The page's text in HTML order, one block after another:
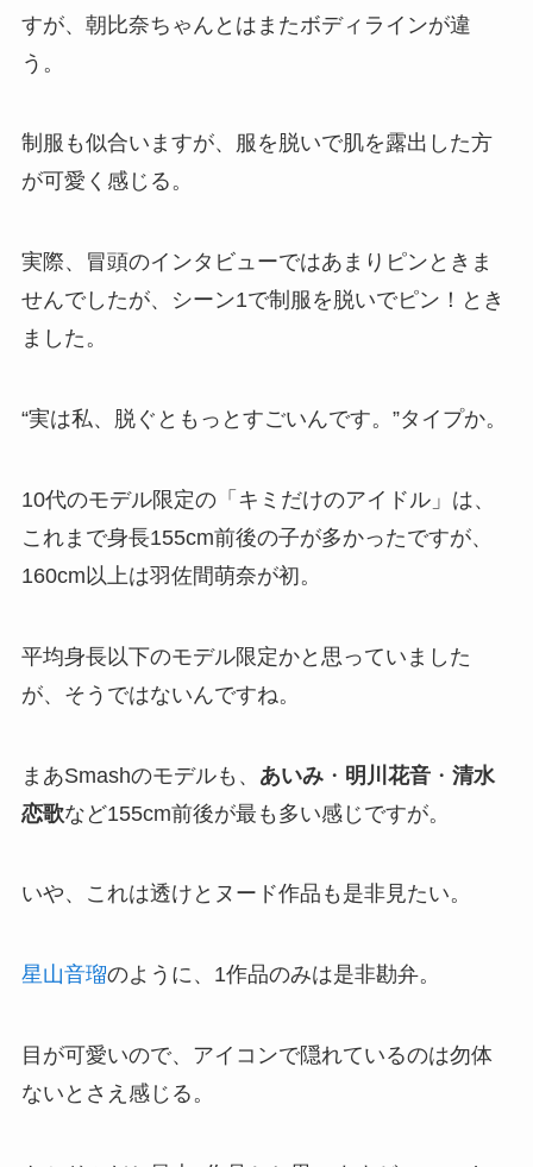
すが、朝比奈ちゃんとはまたボディラインが違
う。
制服も似合いますが、服を脱いで肌を露出した方
が可愛く感じる。
実際、冒頭のインタビューではあまりピンときま
せんでしたが、シーン1で制服を脱いでピン！とき
ました。
“実は私、脱ぐともっとすごいんです。”タイプか。
10代のモデル限定の「キミだけのアイドル」は、
これまで身長155cm前後の子が多かったですが、
160cm以上は羽佐間萌奈が初。
平均身長以下のモデル限定かと思っていました
が、そうではないんですね。
まあSmashのモデルも、 あいみ・ 明川花音・ 清水
恋歌など155cm前後が最も多い感じですが。
いや、これは透けとヌード作品も是非見たい。
星山音瑠のように、1作品のみは是非勘弁。
目が可愛いので、アイコンで隠れているのは勿体
ないとさえ感じる。